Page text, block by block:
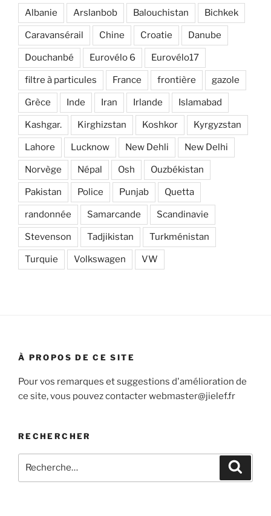
Albanie Arslanbob Balouchistan Bichkek
Caravansérail Chine Croatie Danube
Douchanbé Eurovélo 6 Eurovélo17
filtre à particules France frontière gazole
Grèce Inde Iran Irlande Islamabad
Kashgar. Kirghizstan Koshkor Kyrgyzstan
Lahore Lucknow New Dehli New Delhi
Norvège Népal Osh Ouzbékistan
Pakistan Police Punjab Quetta
randonnée Samarcande Scandinavie
Stevenson Tadjikistan Turkménistan
Turquie Volkswagen VW
À PROPOS DE CE SITE
Pour vos remarques et suggestions d'amélioration de
ce site, vous pouvez contacter webmaster@jielef.fr
RECHERCHER
pour